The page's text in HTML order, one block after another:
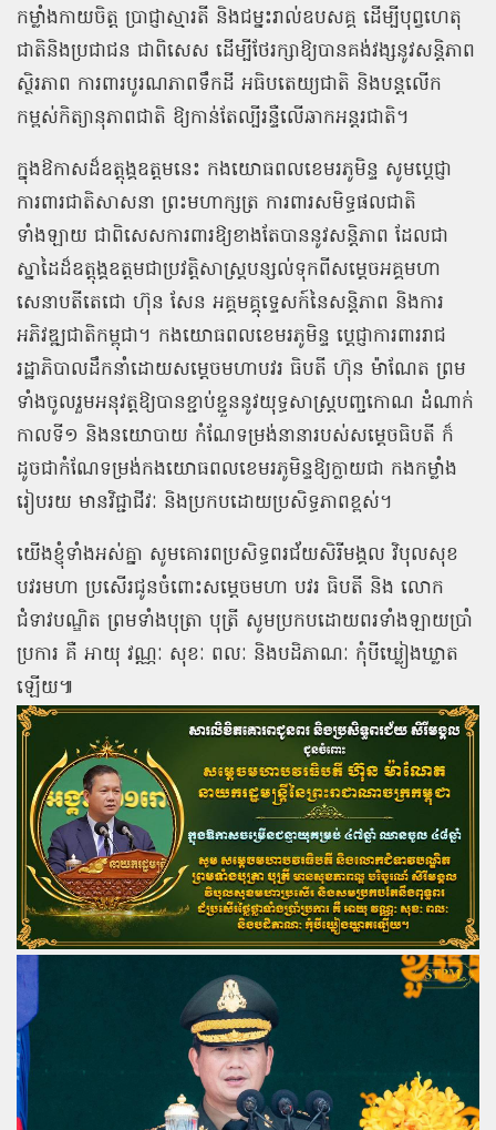
កម្លាំងកាយចិត្ត ប្រាជ្ញាស្មារតី និងជម្នះរាល់ឧបសគ្គ ដើម្បីបុព្វហេតុ
ជាតិនិងប្រជាជន ជាពិសេស ដើម្បីថែរក្សាឱ្យបានគង់វង្សនូវសន្តិភាព
ស្ថិរភាព ការពារបូរណភាពទឹកដី អធិបតេយ្យជាតិ និងបន្តលើក
កម្ពស់កិត្យានុភាពជាតិ ឱ្យកាន់តែល្បីរន្ទឺលើឆាកអន្តរជាតិ។
ក្នុងឱកាសដ៏ឧត្តុង្គឧត្តមនេះ កងយោធពលខេមរភូមិន្ទ សូមប្តេជ្ញា
ការពារជាតិសាសនា ព្រះមហាក្សត្រ ការពារសមិទ្ធផលជាតិ
ទាំងឡាយ ជាពិសេសការពារឱ្យខាងតែបាននូវសន្តិភាព ដែលជា
ស្នាដៃដ៏ឧត្តុង្គឧត្តមជាប្រវត្តិសាស្ត្របន្សល់ទុកពីសម្ដេចអគ្គមហា
សេនាបតីតេជោ ហ៊ុន សែន អគ្គមគ្គុទ្ទេសក៍នៃសន្តិភាព និងការ
អភិវឌ្ឍជាតិកម្ពុជា។ កងយោធពលខេមរភូមិន្ទ ប្តេជ្ញាការពាររាជ
រដ្ឋាភិបាលដឹកនាំដោយសម្តេចមហាបវរ ធិបតី ហ៊ុន ម៉ាណែត ព្រម
ទាំងចូលរួមអនុវត្តឱ្យបានខ្ជាប់ខ្ជួននូវយុទ្ធសាស្ត្របញ្ចកោណ ដំណាក់
កាលទី១ និងនយោបាយ កំណែទម្រង់នានារបស់សម្តេចធិបតី ក៏
ដូចជាកំណែទម្រង់កងយោធពលខេមរភូមិន្ទឱ្យក្លាយជា កងកម្លាំង
រៀបរយ មានវិជ្ជាជីវៈ និងប្រកបដោយប្រសិទ្ធភាពខ្ពស់។
យើងខ្ញុំទាំងអស់គ្នា សូមគោរពប្រសិទ្ធពរជ័យសិរីមង្គល វិបុលសុខ
បវរមហា ប្រសើរជូនចំពោះសម្តេចមហា បវរ ធិបតី និង លោក
ជំទាវបណ្ឌិត ព្រមទាំងបុត្រា បុត្រី សូមប្រកបដោយពរទាំងឡាយប្រាំ
ប្រការ គឺ អាយុ វណ្ណៈ សុខៈ ពលៈ និងបដិភាណៈ កុំបីឃ្លៀងឃ្លាត
ឡើយ៕